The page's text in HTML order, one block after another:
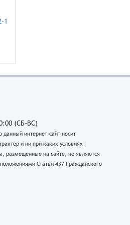
1
(СБ-ВС)
интернет-сайт носит
и ни при каких условиях
размещенные на сайте, не являются
Статьи 437 Гражданского